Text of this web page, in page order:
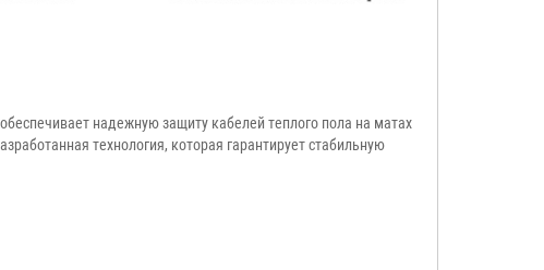
надежную защиту кабелей теплого пола на матах
технология, которая гарантирует стабильную